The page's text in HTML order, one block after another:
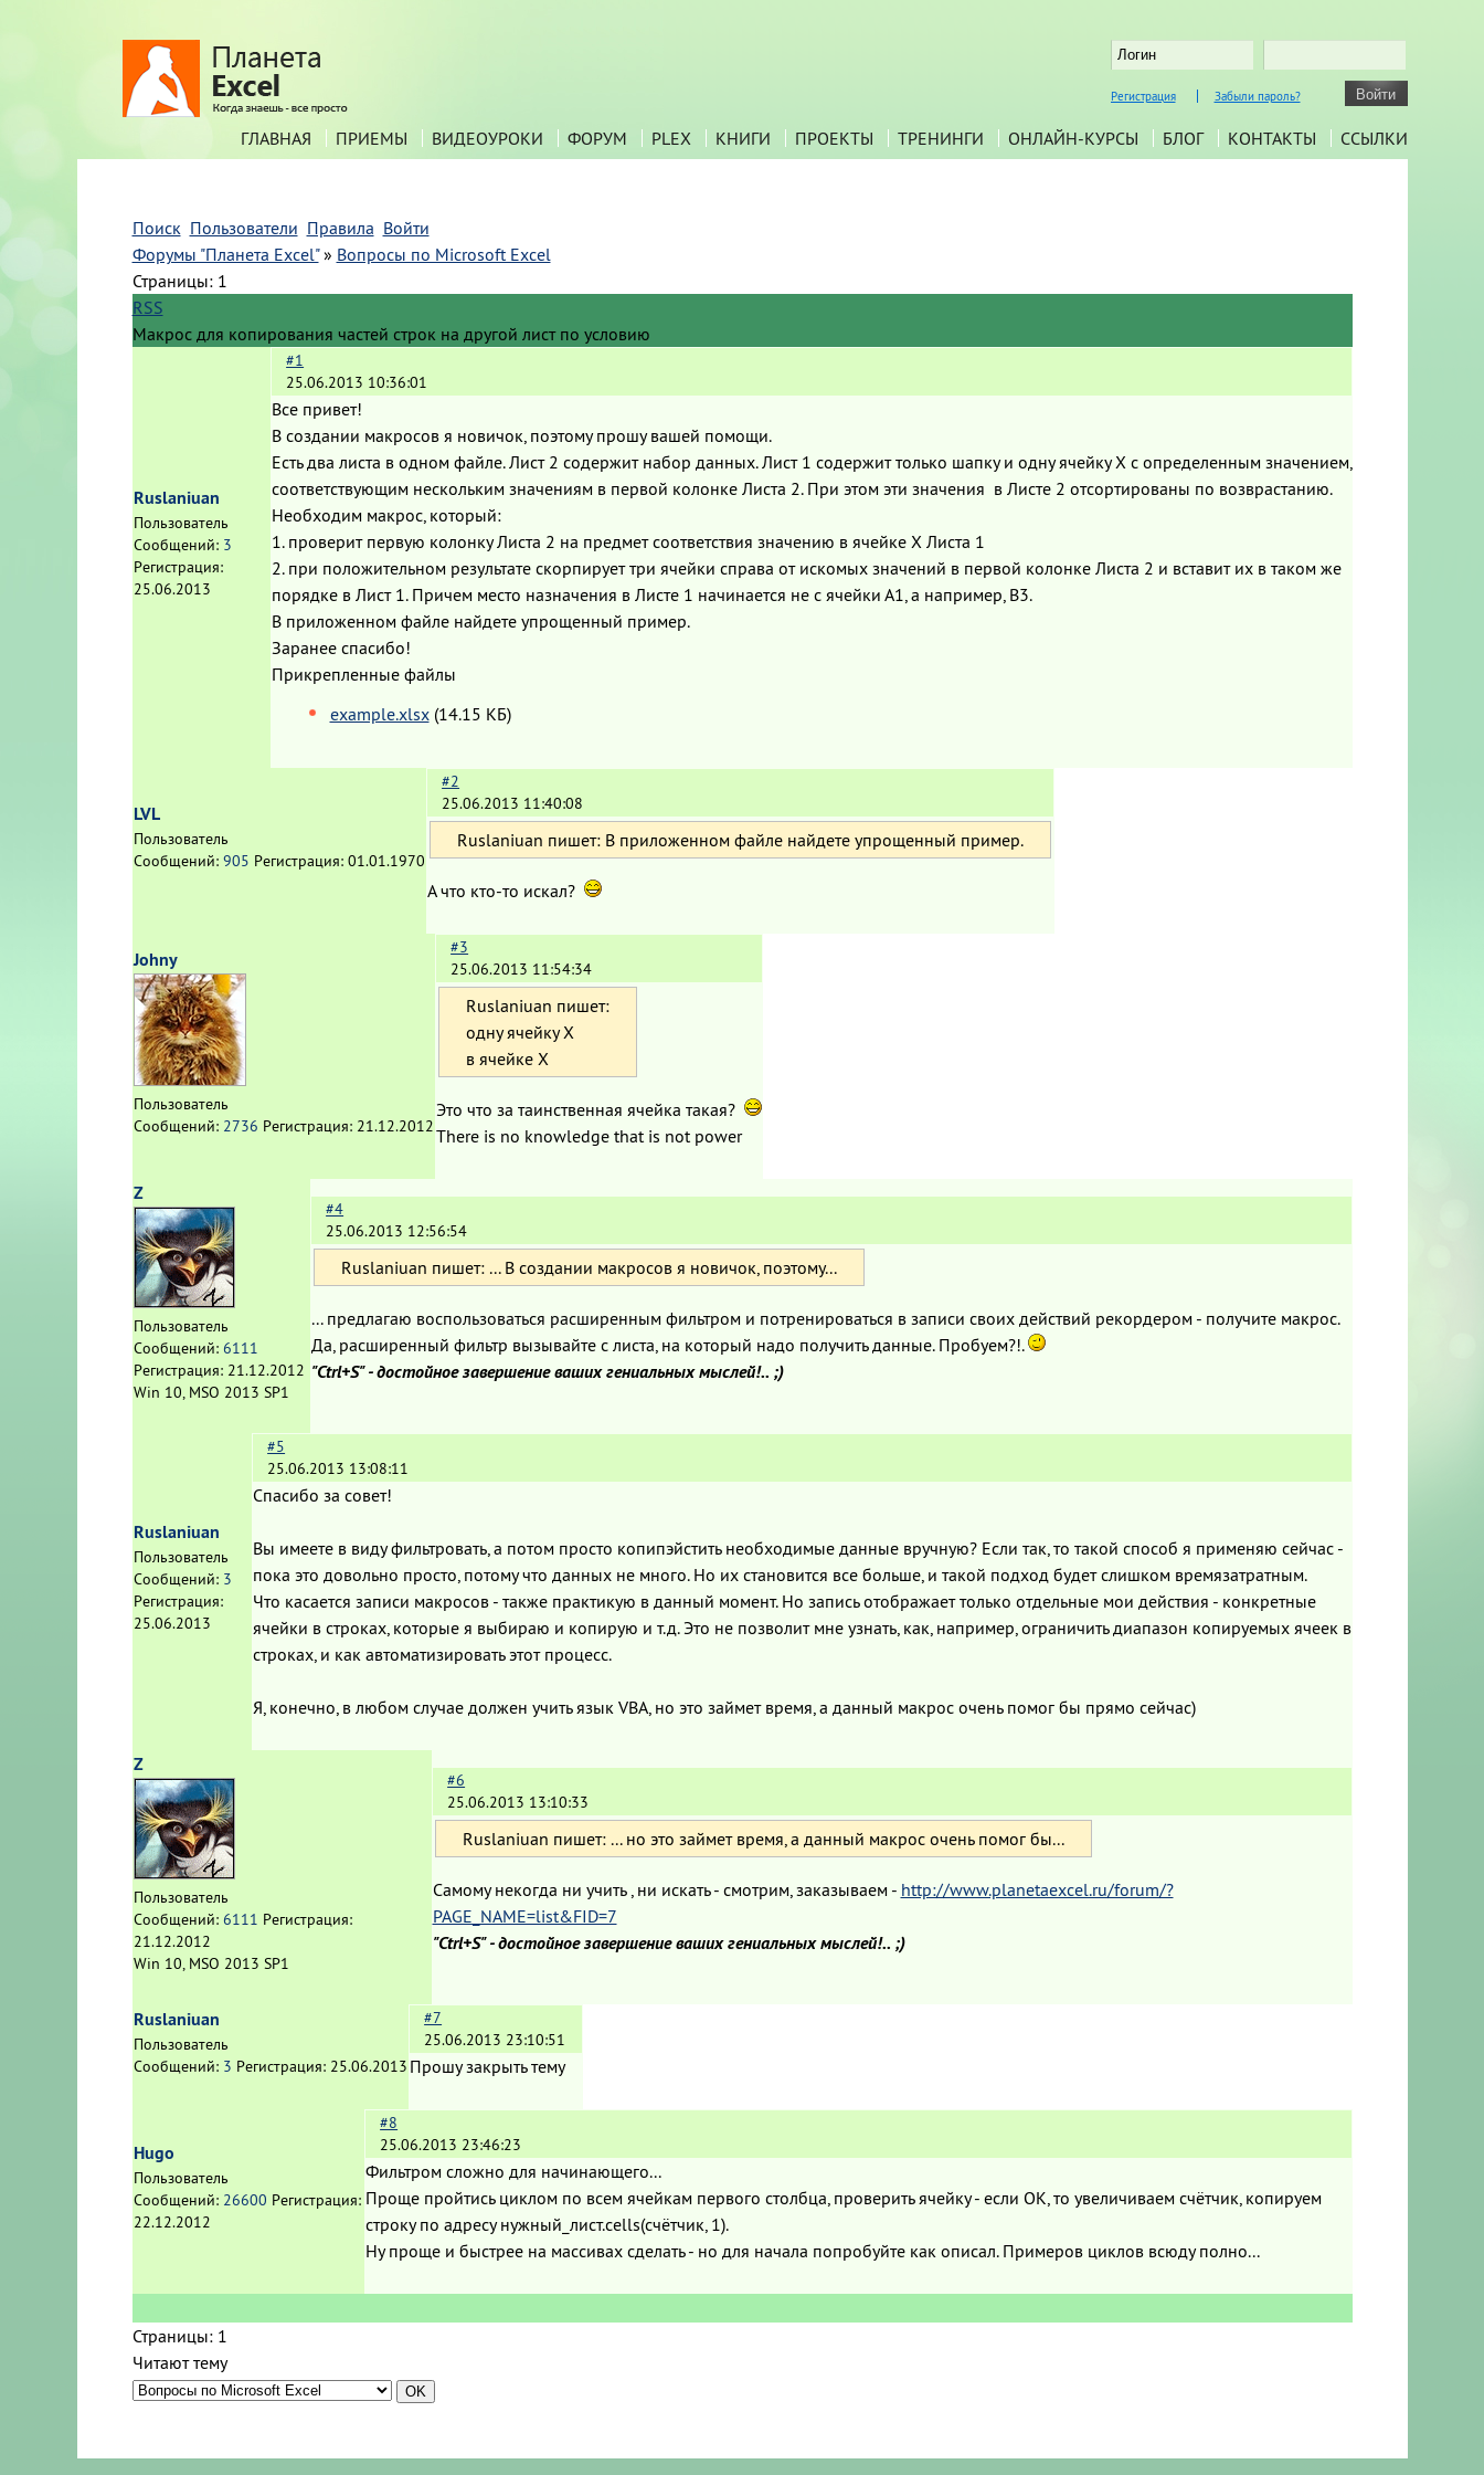
Регистрация Забыли пароль?
ГЛАВНАЯ ПРИЕМЫ ВИДЕОУРОКИ ФОРУМ PLEX КНИГИ ПРОЕКТЫ ТРЕНИНГИ ОНЛАЙН-КУРСЫ БЛОГ КОНТАКТЫ ССЫЛКИ
Поиск Пользователи Правила Войти
Форумы "Планета Excel" » Вопросы по Microsoft Excel
Страницы: 1
RSS
Макрос для копирования частей строк на другой лист по условию
Ruslaniuan
Пользователь
Сообщений: 3
Регистрация:
25.06.2013
#1
25.06.2013 10:36:01
Все привет!
В создании макросов я новичок, поэтому прошу вашей помощи.
Есть два листа в одном файле. Лист 2 содержит набор данных. Лист 1 содержит только шапку и одну ячейку X с определенным значением,
соответствующим нескольким значениям в первой колонке Листа 2. При этом эти значения в Листе 2 отсортированы по возврастанию.
Необходим макрос, который:
1. проверит первую колонку Листа 2 на предмет соответствия значению в ячейке X Листа 1
2. при положительном результате скорпирует три ячейки справа от искомых значений в первой колонке Листа 2 и вставит их в таком же
порядке в Лист 1. Причем место назначения в Листе 1 начинается не с ячейки А1, а например, B3.
В приложенном файле найдете упрощенный пример.
Заранее спасибо!
Прикрепленные файлы
example.xlsx (14.15 КБ)
LVL
Пользователь
Сообщений: 905 Регистрация: 01.01.1970
#2
25.06.2013 11:40:08
Ruslaniuan пишет: В приложенном файле найдете упрощенный пример.
А что кто-то искал?
Johny
Пользователь
Сообщений: 2736 Регистрация: 21.12.2012
#3
25.06.2013 11:54:34
Ruslaniuan пишет:
одну ячейку X
в ячейке X
Это что за таинственная ячейка такая?
There is no knowledge that is not power
Z
Пользователь
Сообщений: 6111
Регистрация: 21.12.2012
Win 10, MSO 2013 SP1
#4
25.06.2013 12:56:54
Ruslaniuan пишет: ... В создании макросов я новичок, поэтому...
... предлагаю воспользоваться расширенным фильтром и потренироваться в записи своих действий рекордером - получите макрос.
Да, расширенный фильтр вызывайте с листа, на который надо получить данные. Пробуем?!.
"Ctrl+S" - достойное завершение ваших гениальных мыслей!.. ;)
Ruslaniuan
Пользователь
Сообщений: 3
Регистрация:
25.06.2013
#5
25.06.2013 13:08:11
Спасибо за совет!
Вы имеете в виду фильтровать, а потом просто копипэйстить необходимые данные вручную? Если так, то такой способ я применяю сейчас -
пока это довольно просто, потому что данных не много. Но их становится все больше, и такой подход будет слишком времязатратным.
Что касается записи макросов - также практикую в данный момент. Но запись отображает только отдельные мои действия - конкретные
ячейки в строках, которые я выбираю и копирую и т.д. Это не позволит мне узнать, как, например, ограничить диапазон копируемых ячеек в
строках, и как автоматизировать этот процесс.
Я, конечно, в любом случае должен учить язык VBA, но это займет время, а данный макрос очень помог бы прямо сейчас)
Z
Пользователь
Сообщений: 6111 Регистрация:
21.12.2012
Win 10, MSO 2013 SP1
#6
25.06.2013 13:10:33
Ruslaniuan пишет: ... но это займет время, а данный макрос очень помог бы...
Самому некогда ни учить , ни искать - смотрим, заказываем - http://www.planetaexcel.ru/forum/?
PAGE_NAME=list&FID=7
"Ctrl+S" - достойное завершение ваших гениальных мыслей!.. ;)
Ruslaniuan
Пользователь
Сообщений: 3 Регистрация: 25.06.2013
#7
25.06.2013 23:10:51
Прошу закрыть тему
Hugo
Пользователь
Сообщений: 26600 Регистрация:
22.12.2012
#8
25.06.2013 23:46:23
Фильтром сложно для начинающего...
Проще пройтись циклом по всем ячейкам первого столбца, проверить ячейку - если ОК, то увеличиваем счётчик, копируем
строку по адресу нужный_лист.cells(счётчик, 1).
Ну проще и быстрее на массивах сделать - но для начала попробуйте как описал. Примеров циклов всюду полно...
Страницы: 1
Читают тему